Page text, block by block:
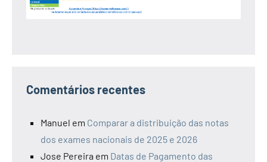
Comentários recentes
Manuel em Comparar a distribuição das notas
dos exames nacionais de 2025 e 2026
Jose Pereira em Datas de Pagamento das